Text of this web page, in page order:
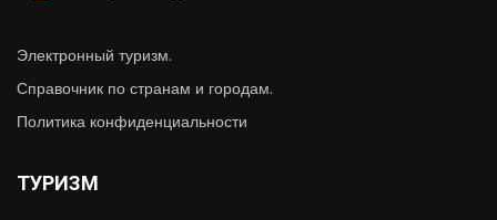
Электронный туризм.
Справочник по странам и городам.
Политика конфиденциальности
ТУРИЗМ